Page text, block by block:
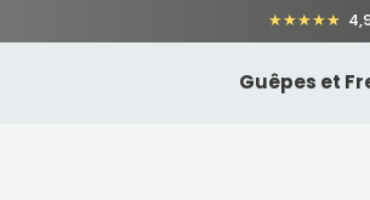
★★★★★
Guêpes et